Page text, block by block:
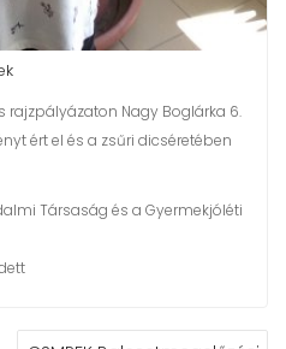
rajzpályázaton Nagy Boglárka 6.
ért el és a zsűri dicséretében
Társaság és a Gyermekjóléti